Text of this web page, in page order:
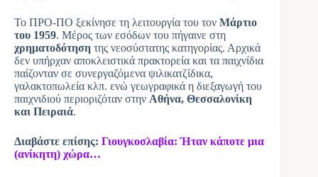
Το ΠΡΟ-ΠΟ ξεκίνησε τη λειτουργία του τον Μάρτιο
του 1959. Μέρος των εσόδων του πήγαινε στη
χρηματοδότηση της νεοσύστατης κατηγορίας. Αρχικά
δεν υπήρχαν αποκλειστικά πρακτορεία και τα παιχνίδια
παίζονταν σε συνεργαζόμενα ψιλικατζίδικα,
γαλακτοπωλεία κλπ. ενώ γεωγραφικά η διεξαγωγή του
παιχνιδιού περιοριζόταν στην Αθήνα, Θεσσαλονίκη
και Πειραιά.
Διαβάστε επίσης: Γιουγκοσλαβία: Ήταν κάποτε μια
(ανίκητη) χώρα…